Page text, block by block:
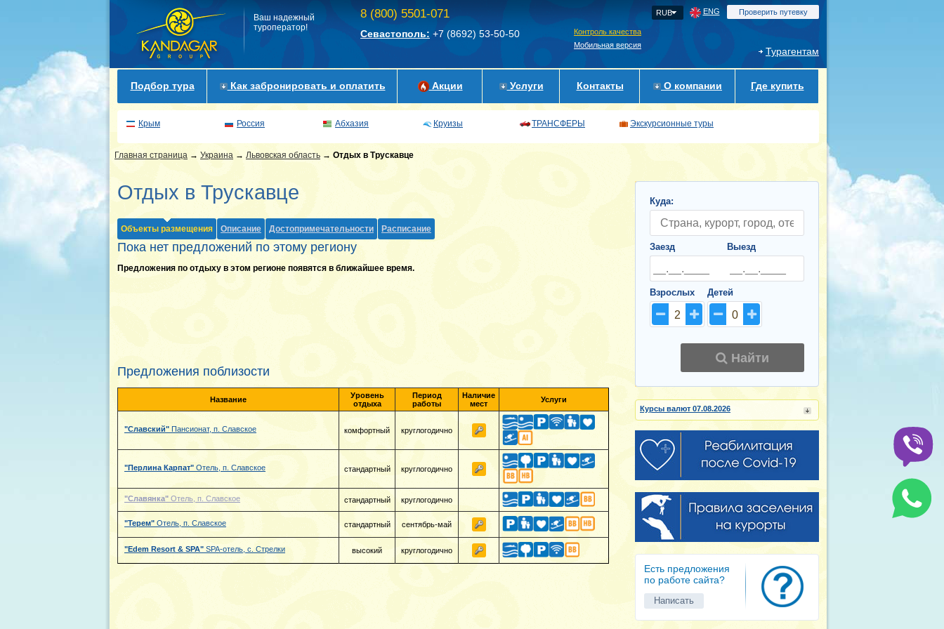
Ваш надежный
туроператор!
8 (800) 5501-071
Севастополь: +7 (8692) 53-50-50
Контроль качества
Мобильная версия
RUB ENG Проверить путевку
Турагентам
Подбор тура Как забронировать и оплатить Акции Услуги Контакты О компании Где купить
Крым Россия Абхазия Круизы ТРАНСФЕРЫ Экскурсионные туры
Главная страница → Украина → Львовская область → Отдых в Трускавце
Отдых в Трускавце
Объекты размещения Описание Достопримечательности Расписание
Пока нет предложений по этому региону
Предложения по отдыху в этом регионе появятся в ближайшее время.
Предложения поблизости
Название
Уровень
отдыха
Период
работы
Наличие
мест
Услуги
"Славский" Пансионат, п. Славское комфортный круглогодично
"Перлина Карпат" Отель, п. Славское стандартный круглогодично
"Славянка" Отель, п. Славское стандартный круглогодично
"Терем" Отель, п. Славское стандартный сентябрь-май
"Edem Resort & SPA" SPA-отель, с. Стрелки высокий круглогодично
Куда:
Заезд Выезд
Взрослых
2
Детей
0
Найти
Курсы валют 07.08.2026
Есть предложения
по работе сайта?
Написать